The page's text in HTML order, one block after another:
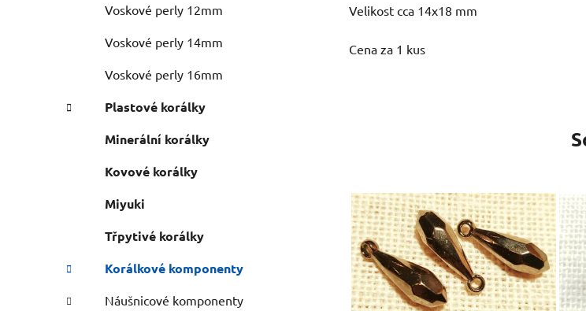
Voskové perly 12mm
Voskové perly 14mm
Voskové perly 16mm
Plastové korálky
Minerální korálky
Kovové korálky
Miyuki
Třpytivé korálky
Korálkové komponenty
Náušnicové komponenty
Velikost cca 14x18 mm
Cena za 1 kus